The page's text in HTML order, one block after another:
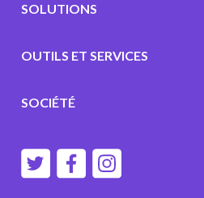
SOLUTIONS
OUTILS ET SERVICES
SOCIÉTÉ